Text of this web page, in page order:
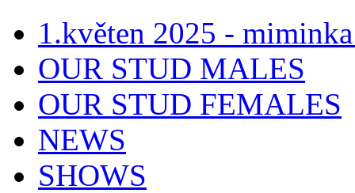
1.květen 2025 -
OUR STUD MALES
OUR STUD FEMALES
NEWS
SHOWS